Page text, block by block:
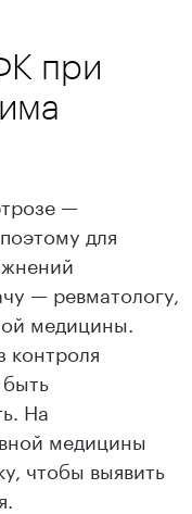
при
—
для
— ревматологу,
медицины.
контроля
На
медицины
чтобы выявить